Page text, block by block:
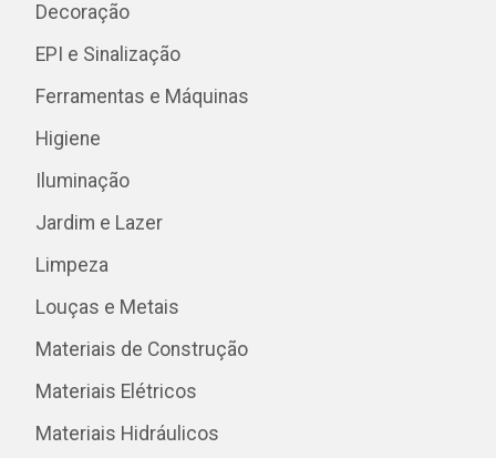
Decoração
EPI e Sinalização
Ferramentas e Máquinas
Higiene
Iluminação
Jardim e Lazer
Limpeza
Louças e Metais
Materiais de Construção
Materiais Elétricos
Materiais Hidráulicos